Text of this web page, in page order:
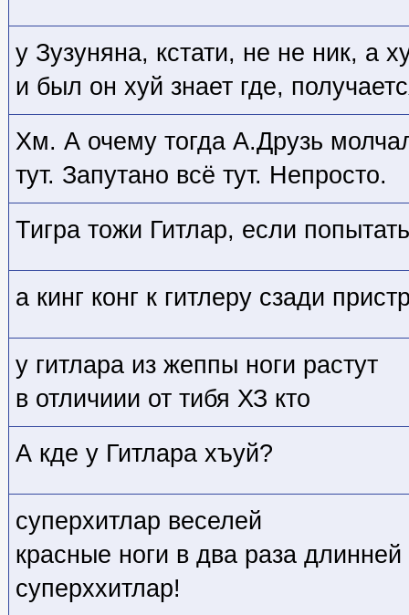
у Зузуняна, кстати, не не ник, а
и был он хуй знает где,
Хм. А очему тогда А.Друзь
тут. Запутано всё тут. Непросто.
Тигра тожи Гитлар, если
а кинг конг к гитлеру сзади
у гитлара из жеппы ноги растут
в отличиии от тибя ХЗ кто
А кде у Гитлара хъуй?
суперхитлар веселей
красные ноги в два раза длинней
суперххитлар!